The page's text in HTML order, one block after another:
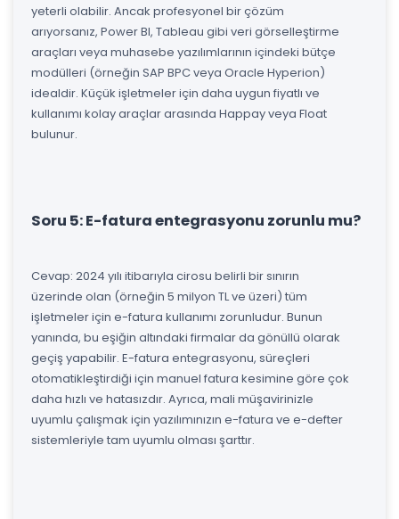
yeterli olabilir. Ancak profesyonel bir çözüm
arıyorsanız, Power BI, Tableau gibi veri görselleştirme
araçları veya muhasebe yazılımlarının içindeki bütçe
modülleri (örneğin SAP BPC veya Oracle Hyperion)
idealdir. Küçük işletmeler için daha uygun fiyatlı ve
kullanımı kolay araçlar arasında Happay veya Float
bulunur.
Soru 5: E-fatura entegrasyonu zorunlu mu?
Cevap: 2024 yılı itibarıyla cirosu belirli bir sınırın
üzerinde olan (örneğin 5 milyon TL ve üzeri) tüm
işletmeler için e-fatura kullanımı zorunludur. Bunun
yanında, bu eşiğin altındaki firmalar da gönüllü olarak
geçiş yapabilir. E-fatura entegrasyonu, süreçleri
otomatikleştirdiği için manuel fatura kesimine göre çok
daha hızlı ve hatasızdır. Ayrıca, mali müşavirinizle
uyumlu çalışmak için yazılımınızın e-fatura ve e-defter
sistemleriyle tam uyumlu olması şarttır.